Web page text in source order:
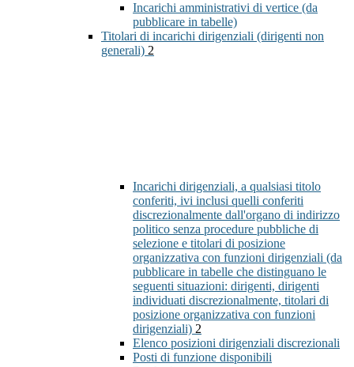
Incarichi amministrativi di vertice (da
pubblicare in tabelle)
Titolari di incarichi dirigenziali (dirigenti non
generali) 2
Incarichi dirigenziali, a qualsiasi titolo
conferiti, ivi inclusi quelli conferiti
discrezionalmente dall'organo di indirizzo
politico senza procedure pubbliche di
selezione e titolari di posizione
organizzativa con funzioni dirigenziali (da
pubblicare in tabelle che distinguano le
seguenti situazioni: dirigenti, dirigenti
individuati discrezionalmente, titolari di
posizione organizzativa con funzioni
dirigenziali) 2
Elenco posizioni dirigenziali discrezionali
Posti di funzione disponibili